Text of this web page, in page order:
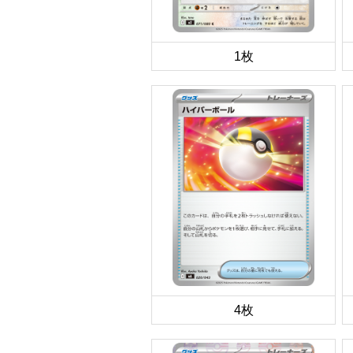
1枚
4枚